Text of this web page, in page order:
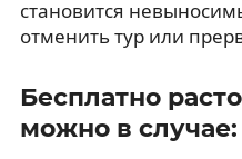
становится
отменить тур или
Бесплатно
можно в случае: